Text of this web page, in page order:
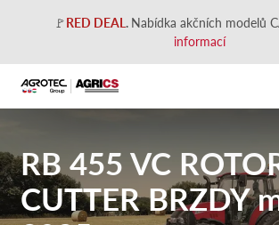
🚩RED DEAL. Nabídka akčních modelů
informací
RB 455 VC
CUTTER BRZDY